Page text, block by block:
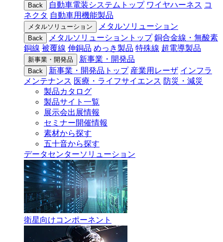
Back 自動車電装システムトップ ワイヤハーネス コ
ネクタ 自動車用機能製品
メタルソリューション メタルソリューション
Back メタルソリューショントップ 銅合金線・無酸素
銅線 被覆線 伸銅品 めっき製品 特殊線 超電導製品
新事業・開発品 新事業・開発品
Back 新事業・開発品トップ 産業用レーザ インフラ
メンテナンス 医療・ライフサイエンス 防災・減災
製品カタログ
製品サイト一覧
展示会出展情報
セミナー開催情報
素材から探す
五十音から探す
データセンターソリューション
衛星向けコンポーネント